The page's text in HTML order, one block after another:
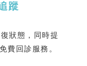
蹤
狀態，同時提
費回診服務。